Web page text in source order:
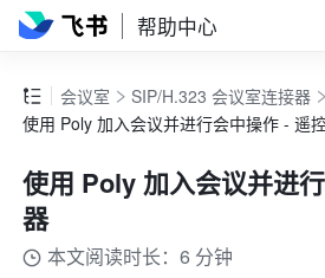
帮助中心
会议室 SIP/H.323 会议室连接器
使用 Poly 加入会议并进行会中操作 - 遥
使用 Poly 加入会议并进
器
本文阅读时长：6 分钟